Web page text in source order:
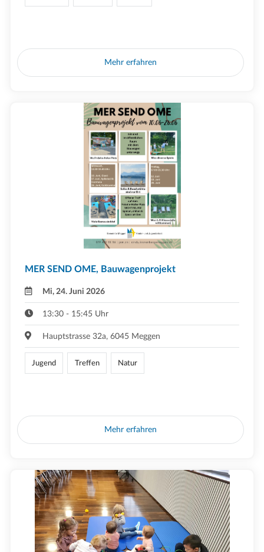
Mehr erfahren
MER SEND OME, Bauwagenprojekt
Mi, 24. Juni 2026
13:30 - 15:45 Uhr
Hauptstrasse 32a, 6045 Meggen
Jugend Treffen Natur
Mehr erfahren